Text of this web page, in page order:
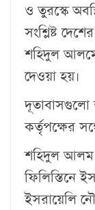
ও তুরস্কে
সংশ্লিষ্ট
শহিদুল
দেওয়া হয়।
দূতাবাসগুলো
কর্তৃপক্ষের
শহিদুল আলম
ফিলিস্তিনে
ইসরায়েলি